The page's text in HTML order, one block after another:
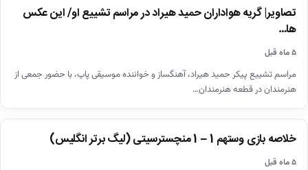
تصاویر| گریه هواداران حمید هیراد در مراسم تشییع او/ این عکس
ها…
۵ ماه قبل
مراسم تشییع پیکر حمید هیراد، آهنگساز و خواننده موسیقی پاپ، با حضور جمعی از
هنرمندان در قطعه هنرمندان…
خلاصه بازی وستهم 1 – 1 منچسترسیتی (لیگ برتر انگلیس)
۵ ماه قبل